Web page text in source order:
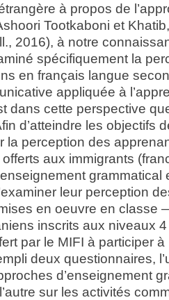
à propos de
Tootkaboni et
2016), à notre
spécifiquement la
en français langue
appliquée à
dans cette perspective
d’atteindre les objectifs
la perception des
aux immigrants
grammatical
leur perception
en oeuvre en classe
inscrits aux niveaux
par le MIFI à participer
deux questionnaires,
d’enseignement
sur les activités